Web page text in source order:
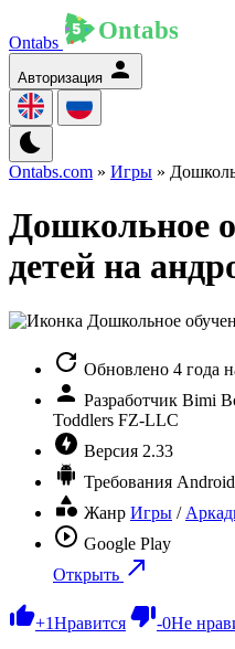
Ontabs
Авторизация
Ontabs.com » Игры »
Дошкольное
детей на
Обновлено 4 года
Разработчик Bimi
Toddlers FZ-LLC
Версия 2.33
Требования
Жанр Игры /
Google Play
Открыть
+1Нравится -0Не